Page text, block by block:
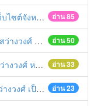
อ่าน 85
ยุธยา (admin)
อ่าน 50
รือ "สภากาแฟ"
อ่าน 33
ล้ายวันเกิด นายประยูร รัตนเสนีย์
อ่าน 23
านจังหวัดพระนครศรีอยุธยา